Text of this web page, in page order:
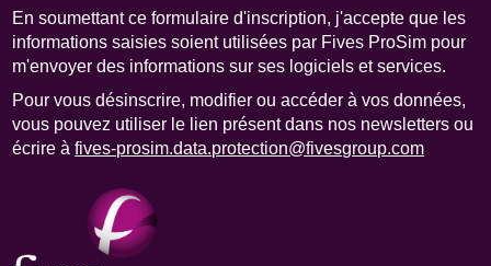
En soumettant ce formulaire d'inscription, j'accepte que les
informations saisies soient utilisées par Fives ProSim pour
m'envoyer des informations sur ses logiciels et services.
Pour vous désinscrire, modifier ou accéder à vos données,
vous pouvez utiliser le lien présent dans nos newsletters ou
écrire àfives-prosim.data.protection@fivesgroup.com